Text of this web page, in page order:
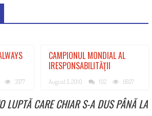
3377
CAMPIONUL MONDIAL AL
IRESPONSABILITĂŢII
August 5, 2010 102 6927
LUPTĂ CARE CHIAR S-A DUS PÂNĂ LA